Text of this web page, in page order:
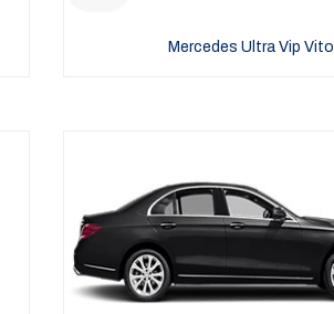
Mercedes Ultra Vip Vito